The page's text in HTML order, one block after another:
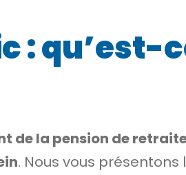
: qu’est-
de la pension de
. Nous vous